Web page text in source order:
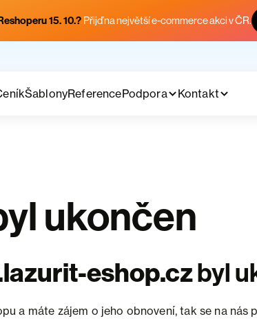
15. 10.? Přijď na největší e-commerce akci v ČR.
ŠablonyReferencePodpora Kontakt
ukončen
eshop.czbyl
a máte zájem o jeho obnovení, tak se na nás